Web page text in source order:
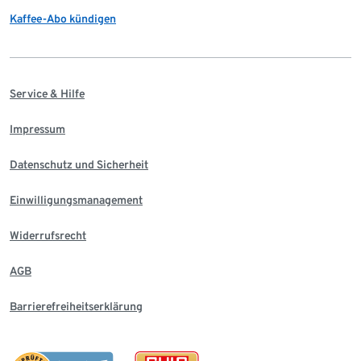
Kaffee-Abo kündigen
Service & Hilfe
Impressum
Datenschutz und Sicherheit
Einwilligungsmanagement
Widerrufsrecht
AGB
Barrierefreiheitserklärung